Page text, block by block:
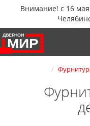
Внимание! с 16